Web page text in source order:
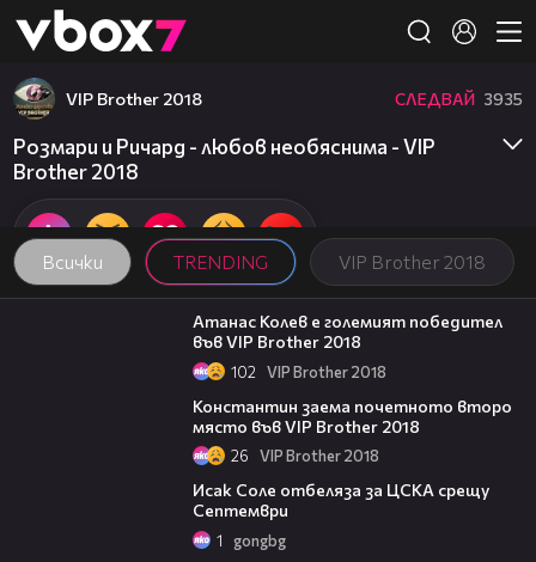
👾
Всички TRENDING VIP Brother 2018
VIP Brother 2018 СЛЕДВАЙ 3935
Розмари и Ричард - любов необяснима - VIP
Brother 2018
06:03
Атанас Колев е големият победител
във VIP Brother 2018
102 VIP Brother 2018
Константин заема почетното второ
място във VIP Brother 2018
26 VIP Brother 2018
Исак Соле отбеляза за ЦСКА срещу
Септември
1 gongbg